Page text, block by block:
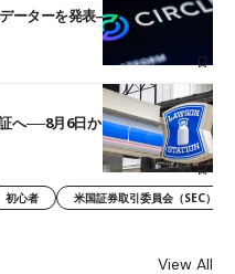
ーターを発表――ブラックロッ
へ──8月6日からJPYCやUSDC対
初心者 米国証券取引委員会（SEC）
View All